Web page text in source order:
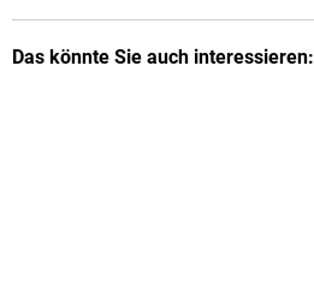
Das könnte Sie auch interessieren: